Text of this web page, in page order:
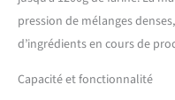
silicone souple et
robot culinaire reste
fonctionnement,
protégeant le
pression de mélanges
d’ingrédients en cours de
Capacité et fonctionnalité